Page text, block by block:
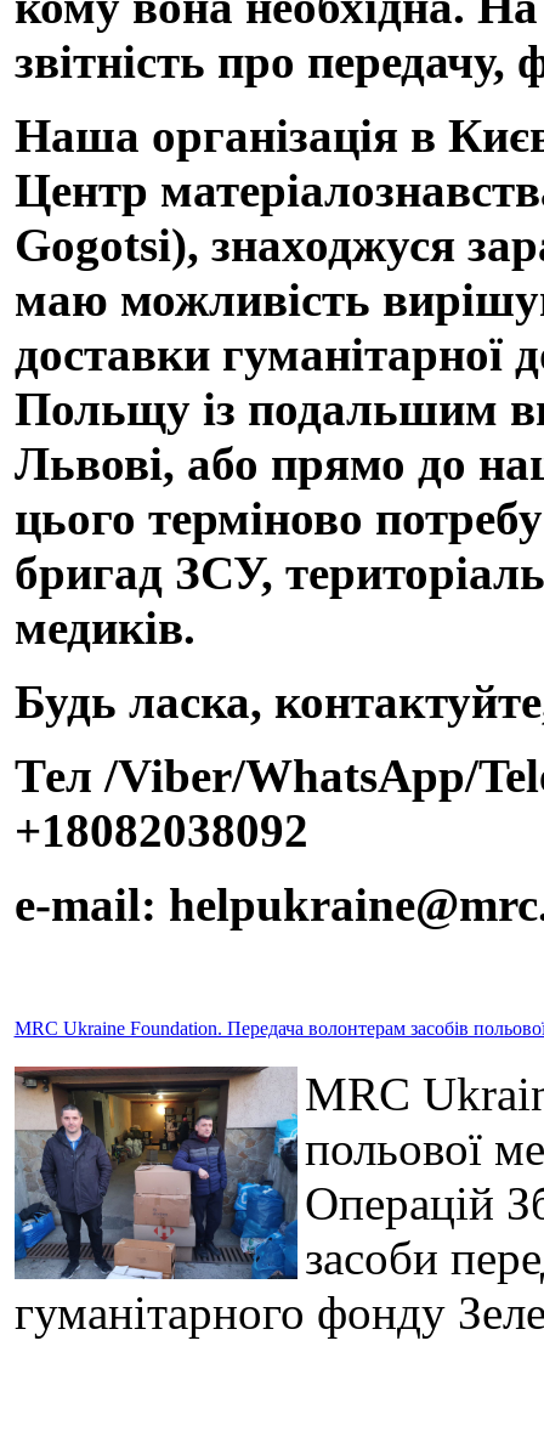
звітність про передачу,
Наша організація в
Центр
Gogotsi), знаходжуся
маю можливість
доставки гуманітарної
Польщу із подальшим
Львові, або прямо до
цього терміново
бригад ЗСУ,
медиків.
Будь ласка,
Тел /Viber/WhatsApp/
+18082038092
e-mail:
MRC Ukraine Foundation. Передача волонтерам засобів
MRC
польової
Операцій
засоби
гуманітарного фонду